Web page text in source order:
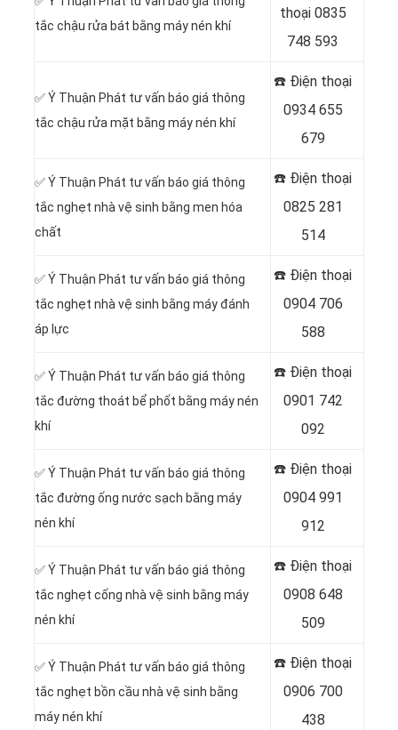
tắc chậu rửa bát bằng máy nén khí
thoại0835
748 593
✅ Ý Thuận Phát tư vấn báo giá thông
tắc chậu rửa mặt bằng máy nén khí
☎️ Điện thoại
0934 655
679
✅ Ý Thuận Phát tư vấn báo giá thông
tắc nghẹt nhà vệ sinh bằng men hóa
chất
☎️ Điện thoại
0825 281
514
✅ Ý Thuận Phát tư vấn báo giá thông
tắc nghẹt nhà vệ sinh bằng máy đánh
áp lực
☎️ Điện thoại
0904 706
588
✅ Ý Thuận Phát tư vấn báo giá thông
tắc đường thoát bể phốt bằng máy nén
khí
☎️ Điện thoại
0901 742
092
✅ Ý Thuận Phát tư vấn báo giá thông
tắc đường ống nước sạch bằng máy
nén khí
☎️ Điện thoại
0904 991
912
✅ Ý Thuận Phát tư vấn báo giá thông
tắc nghẹt cống nhà vệ sinh bằng máy
nén khí
☎️ Điện thoại
0908 648
509
✅ Ý Thuận Phát tư vấn báo giá thông
tắc nghẹt bồn cầu nhà vệ sinh bằng
máy nén khí
☎️ Điện thoại
0906 700
438